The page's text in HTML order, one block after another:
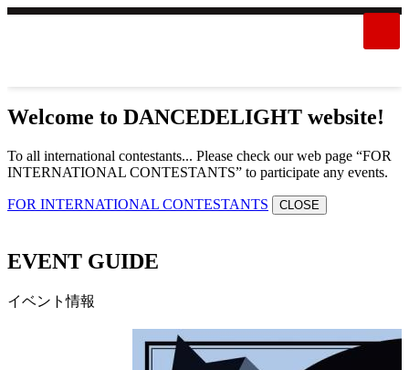
Welcome to DANCEDELIGHT website!
To all international contestants... Please check our web page “FOR
INTERNATIONAL CONTESTANTS” to participate any events.
FOR INTERNATIONAL CONTESTANTS CLOSE
EVENT GUIDE
イベント情報